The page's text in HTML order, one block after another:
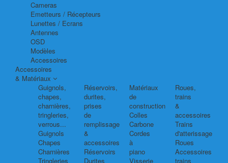
Cameras
Emetteurs / Récepteurs
Lunettes / Ecrans
Antennes
OSD
Modèles
Accessoires
Accessoires
& Matériaux
Guignols,
chapes,
charnières,
tringleries,
verrous...
Guignols
Chapes
Charnières
Tringleries
Réservoirs,
durites,
prises
de
remplissage
&
accessoires
Réservoirs
Durites
Matériaux
de
construction
Colles
Carbone
Cordes
à
piano
Visserie
Roues,
trains
&
accessoires
Trains
d'atterissage
Roues
Accessoires
trains